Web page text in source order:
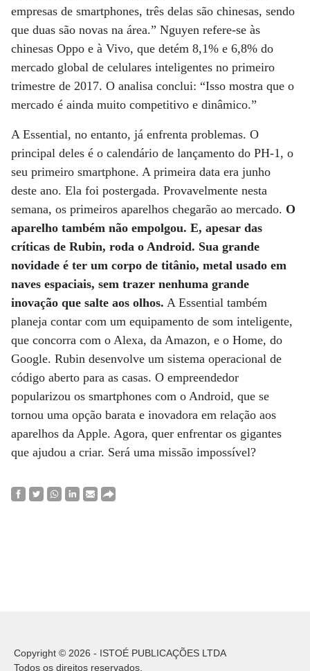
empresas de smartphones, três delas são chinesas, sendo
que duas são novas na área.” Nguyen refere-se às
chinesas Oppo e à Vivo, que detém 8,1% e 6,8% do
mercado global de celulares inteligentes no primeiro
trimestre de 2017. O analisa conclui: “Isso mostra que o
mercado é ainda muito competitivo e dinâmico.”
A Essential, no entanto, já enfrenta problemas. O
principal deles é o calendário de lançamento do PH-1, o
seu primeiro smartphone. A primeira data era junho
deste ano. Ela foi postergada. Provavelmente nesta
semana, os primeiros aparelhos chegarão ao mercado. O
aparelho também não empolgou. E, apesar das
críticas de Rubin, roda o Android. Sua grande
novidade é ter um corpo de titânio, metal usado em
naves espaciais, sem trazer nenhuma grande
inovação que salte aos olhos. A Essential também
planeja contar com um equipamento de som inteligente,
que concorra com o Alexa, da Amazon, e o Home, do
Google. Rubin desenvolve um sistema operacional de
código aberto para as casas. O empreendedor
popularizou os smartphones com o Android, que se
tornou uma opção barata e inovadora em relação aos
aparelhos da Apple. Agora, quer enfrentar os gigantes
que ajudou a criar. Será uma missão impossível?
Copyright © 2026 - ISTOÉ PUBLICAÇÕES LTDA
Todos os direitos reservados.